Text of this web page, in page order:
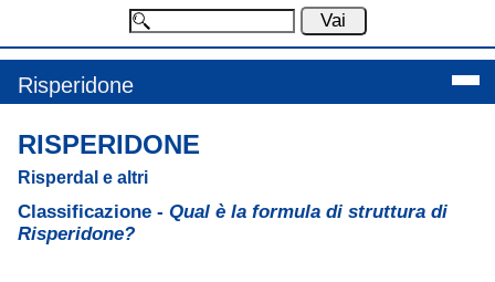
Risperidone
RISPERIDONE
Risperdal e altri
Classificazione - Qual è la formula di struttura di
Risperidone?